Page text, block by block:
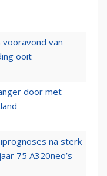
vooravond van
ooit
door met
na sterk
75 A320neo’s